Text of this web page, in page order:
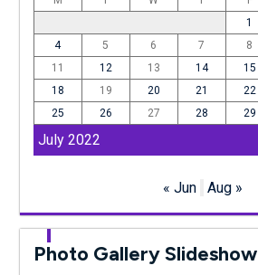
July 2022
1
4
5 6 7 8
11
12 13 14 15
18
19 20 21 22
25
26 27 28 29
« Jun Aug »
Photo Gallery Slideshow